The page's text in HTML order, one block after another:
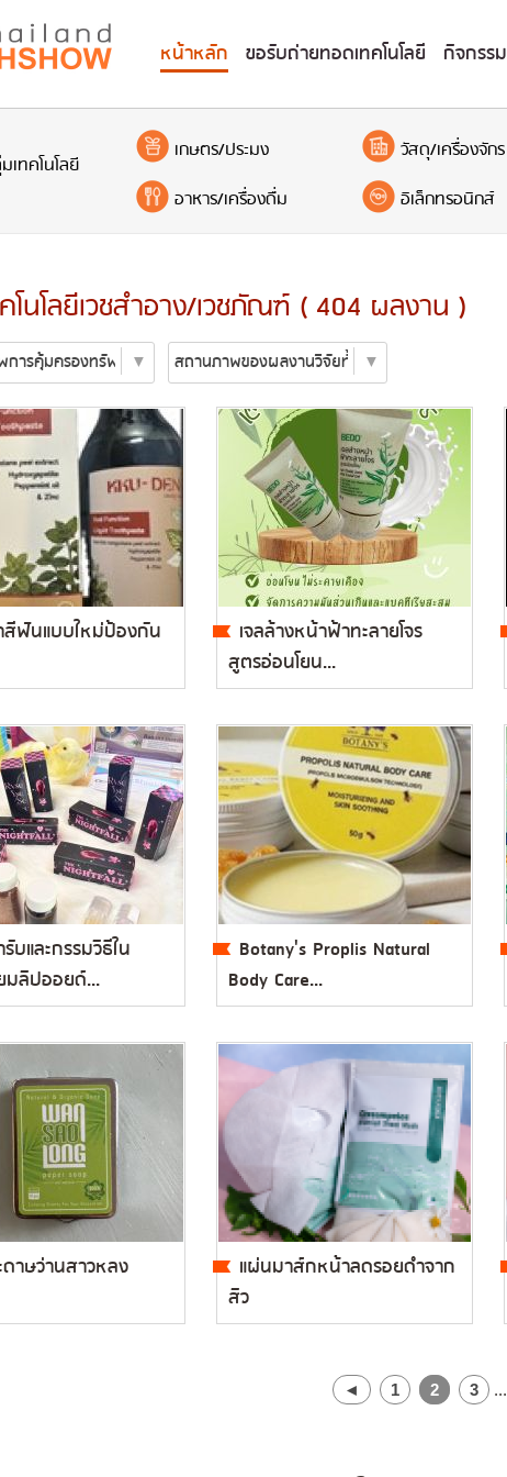
หน้าหลัก ขอรับถ่ายทอดเทคโนโลยี กิจกรรม
เทคโนโลยี
เกษตร/ประมง วัสดุ/เครื่องจักร
อาหาร/เครื่องดื่ม
อิเล็กทรอนิกส์
โนโลยีเวชสำอาง/เวชภัณฑ์ ( 404 ผลงาน )
สีฟันแบบใหม่ป้องกัน
เจลล้างหน้าฟ้าทะลายโจร
สูตรอ่อนโยน...
บและกรรมวิธีใน
มลิปออยด์...
Botany's Proplis Natural
Body Care...
าษว่านสาวหลง
แผ่นมาส์กหน้าลดรอยดำจาก
สิว
◄ 1 2 3 ...